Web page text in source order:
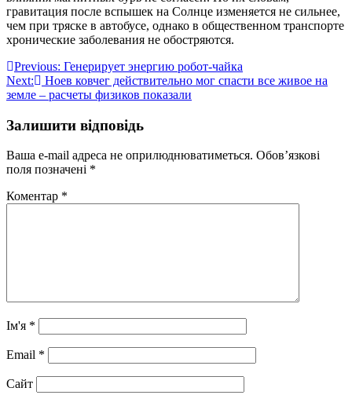
гравитация после вспышек на Солнце изменяется не сильнее,
чем при тряске в автобусе, однако в общественном транспорте
хронические заболевания не обостряются.
Навігація
записів
Previous: Генерирует энергию робот-чайка
Next:
Ноев ковчег действительно мог спасти все живое на
земле – расчеты физиков показали
Залишити відповідь
Ваша e-mail адреса не оприлюднюватиметься. Обов’язкові
поля позначені *
Коментар *
Ім'я *
Email *
Сайт